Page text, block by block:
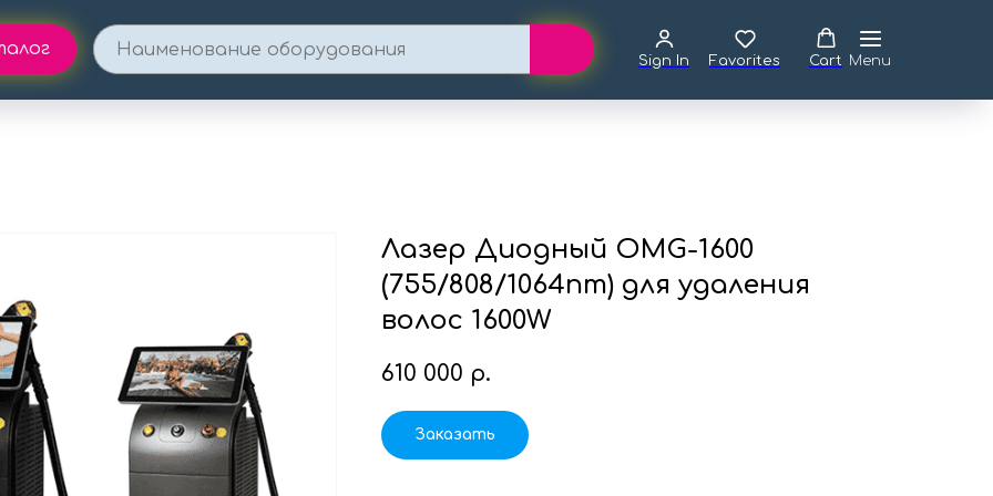
Sign In Favorites Cart Menu
Лазер Диодный OMG-1600
(755/808/1064nm) для удаления
волос 1600W
610 000 р.
Заказать